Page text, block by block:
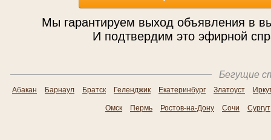
Мы гарантируем выход объявления в
И подтвердим это эфирной
Бегущие
Абакан Барнаул Братск Геленджик Екатеринбург Златоуст
Омск Пермь Ростов-на-Дону Сочи Сургут